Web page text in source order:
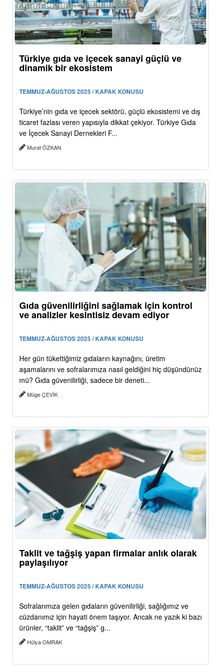
Türkiye gıda ve içecek sanayi güçlü ve
dinamik bir ekosistem
TEMMUZ-AĞUSTOS 2025 / KAPAK KONUSU
Türkiye’nin gıda ve içecek sektörü, güçlü ekosistemi ve dış
ticaret fazlası veren yapısıyla dikkat çekiyor. Türkiye Gıda
ve İçecek Sanayi Dernekleri F...
Murat ÖZKAN
Gıda güvenilirliğini sağlamak için kontrol
ve analizler kesintisiz devam ediyor
TEMMUZ-AĞUSTOS 2025 / KAPAK KONUSU
Her gün tükettiğimiz gıdaların kaynağını, üretim
aşamalarını ve sofralarımıza nasıl geldiğini hiç düşündünüz
mü? Gıda güvenilirliği, sadece bir deneti...
Müge ÇEVİK
Taklit ve tağşiş yapan firmalar anlık olarak
paylaşılıyor
TEMMUZ-AĞUSTOS 2025 / KAPAK KONUSU
Sofralarımıza gelen gıdaların güvenilirliği, sağlığımız ve
cüzdanımız için hayati önem taşıyor. Ancak ne yazık ki bazı
ürünler, “taklit” ve “tağşiş” g...
Hülya OMRAK